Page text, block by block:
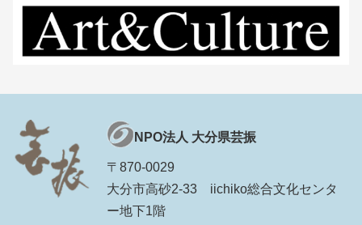
NPO法人 大分県芸振
〒870-0029
大分市高砂2-33 iichiko総合文化センタ
ー地下1階